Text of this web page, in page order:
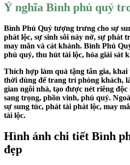
Ý nghĩa Bình phú quý
Bình Phú Quý tượng trưng cho sự
phát lộc, sự sinh sôi nảy nở, sự phát
may mắn và cát khánh. Bình Phú
phú quý, thu hút tài lộc, hóa giải sát
Thích hợp làm quà tặng tân gia,
thời dùng để trang trí phòng khách,
gian ngôi nhà, tạo được nét riêng
sang trọng, phồn vinh, phú quý.
sự sung túc, phát tài phát lộc, may
tài lộc.
Hình ảnh chi tiết Bình
đẹp